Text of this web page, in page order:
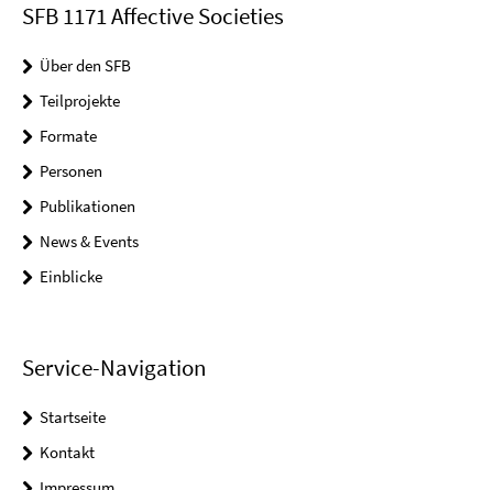
SFB 1171 Affective Societies
Über den SFB
Teilprojekte
Formate
Personen
Publikationen
News & Events
Einblicke
Service-Navigation
Startseite
Kontakt